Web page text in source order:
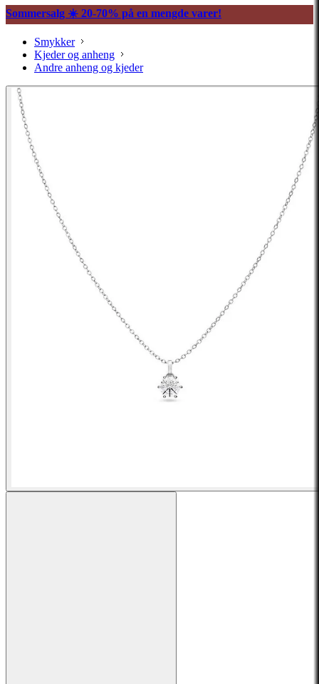
Sommersalg ☀️ 20-70% på en mengde varer!
Smykker
Kjeder og anheng
Andre anheng og kjeder